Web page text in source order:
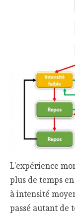
L’expérience
plus de temps
à intensité
passé autant de